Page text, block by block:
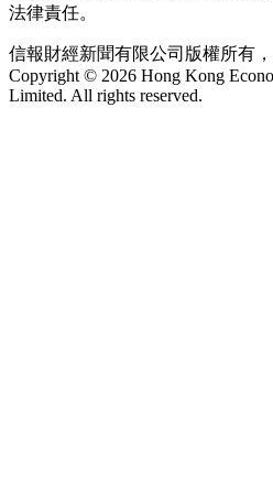
法律責任。
信報財經新聞有限公司版權所有，
Copyright © 2026 Hong Kong
Limited. All rights reserved.